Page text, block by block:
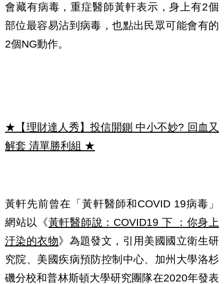
會藏有病毒，重症醫師黃軒表示，身上有2個
部位最容易沾到病毒，也點出民眾可能會有的
2個NG動作。
★【理財達人秀】投信開鍘 中小不妙? 回血又
解套 清單勝利組 ★
黃軒先前曾在「黃軒醫師和COVID 19病毒」
網站以《黃軒醫師說：COVID19 下 ：你身上
汙染的衣物》為題發文，引用美國國立衛生研
究院、美國疾病預防控制中心、加州大學洛杉
磯分校和普林斯頓大學研究團隊在2020年發表